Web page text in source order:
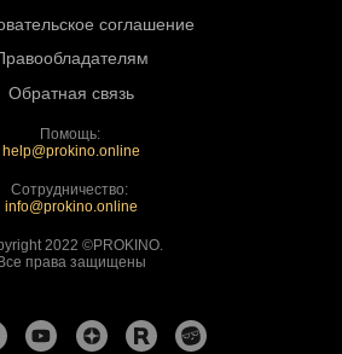
соглашение
Обратная связь
Помощь:
help@prokino.online
Сотрудничество:
info@prokino.online
2022 ©PROKINO.
права защищены